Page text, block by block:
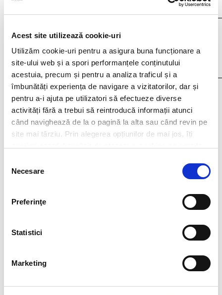
Acest site utilizează cookie-uri
Utilizăm cookie-uri pentru a asigura buna funcționare a
site-ului web și a spori performanțele conținutului
acestuia, precum și pentru a analiza traficul și a
îmbunătăți experiența de navigare a vizitatorilor, dar și
pentru a-i ajuta pe utilizatori să efectueze diverse
activități fără a trebui să reintroducă informații atunci
când navighează de la o pagină la alta sau când revin pe
site mai târziu. Prin alegerea opțiunilor de mai jos, îți
consimțământului
Necesare
Preferinţe
Statistici
Marketing
I agree that my personal data contained in my resume, as well as in other
documents submitted to Filip & Company for recruitment purposes (such as
cover letter, any recommendations provided, if applicable) to be stored and
processed by Filip & Company in connection with the creation of a recruitment
database and to be contacted by Filip & Company for new
employment/collaboration opportunities by using the contact details included